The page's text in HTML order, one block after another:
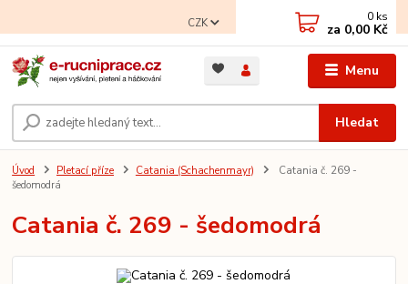
Menu
CZK
Hledat
0 ks
za 0,00 Kč
Úvod Pletací příze Catania (Schachenmayr)
Catania č. 269 -
šedomodrá
Catania č. 269 - šedomodrá